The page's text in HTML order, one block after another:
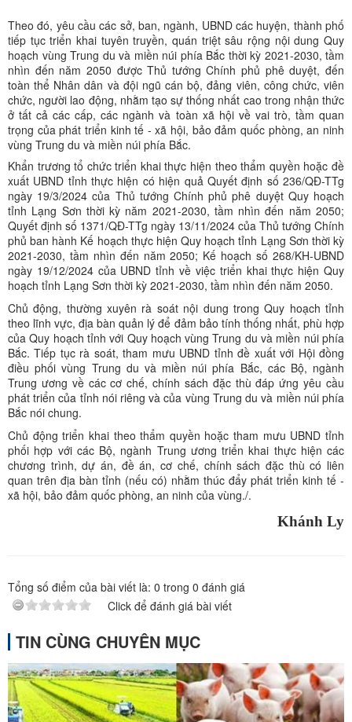
Theo đó, yêu cầu các sở, ban, ngành, UBND các huyện, thành phố
tiếp tục triển khai tuyên truyền, quán triệt sâu rộng nội dung Quy
hoạch vùng Trung du và miền núi phía Bắc thời kỳ 2021-2030, tầm
nhìn đến năm 2050 được Thủ tướng Chính phủ phê duyệt, đến
toàn thể Nhân dân và đội ngũ cán bộ, đảng viên, công chức, viên
chức, người lao động, nhằm tạo sự thống nhất cao trong nhận thức
ở tất cả các cấp, các ngành và toàn xã hội về vai trò, tầm quan
trọng của phát triển kinh tế - xã hội, bảo đảm quốc phòng, an ninh
vùng Trung du và miền núi phía Bắc.
Khẩn trương tổ chức triển khai thực hiện theo thẩm quyền hoặc đề
xuất UBND tỉnh thực hiện có hiện quả Quyết định số 236/QĐ-TTg
ngày 19/3/2024 của Thủ tướng Chính phủ phê duyệt Quy hoạch
tỉnh Lạng Sơn thời kỳ năm 2021-2030, tầm nhìn đến năm 2050;
Quyết định số 1371/QĐ-TTg ngày 13/11/2024 của Thủ tướng Chính
phủ ban hành Kế hoạch thực hiện Quy hoạch tỉnh Lạng Sơn thời kỳ
2021-2030, tầm nhìn đến năm 2050; Kế hoạch số 268/KH-UBND
ngày 19/12/2024 của UBND tỉnh về việc triển khai thực hiện Quy
hoạch tỉnh Lạng Sơn thời kỳ 2021-2030, tầm nhìn đến năm 2050.
Chủ động, thường xuyên rà soát nội dung trong Quy hoạch tỉnh
theo lĩnh vực, địa bàn quản lý để đảm bảo tính thống nhất, phù hợp
của Quy hoạch tỉnh với Quy hoạch vùng Trung du và miền núi phía
Bắc. Tiếp tục rà soát, tham mưu UBND tỉnh đề xuất với Hội đồng
điều phối vùng Trung du và miền núi phía Bắc, các Bộ, ngành
Trung ương về các cơ chế, chính sách đặc thù đáp ứng yêu cầu
phát triển của tỉnh nói riêng và của vùng Trung du và miền núi phía
Bắc nói chung.
Chủ động triển khai theo thẩm quyền hoặc tham mưu UBND tỉnh
phối hợp với các Bộ, ngành Trung ương triển khai thực hiện các
chương trình, dự án, đề án, cơ chế, chính sách đặc thù có liên
quan trên địa bàn tỉnh (nếu có) nhằm thúc đẩy phát triển kinh tế -
xã hội, bảo đảm quốc phòng, an ninh của vùng./.
Khánh Ly
Tổng số điểm của bài viết là: 0 trong 0 đánh giá
Click để đánh giá bài viết
TIN CÙNG CHUYÊN MỤC